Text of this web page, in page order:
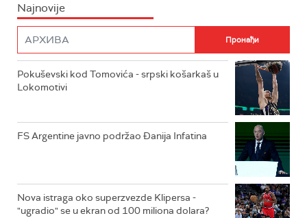
Najnovije
Pokuševski kod Tomovića - srpski košarkaš u
Lokomotivi
FS Argentine javno podržao Đanija Infatina
Nova istraga oko superzvezde Klipersa -
"ugradio" se u ekran od 100 miliona dolara?